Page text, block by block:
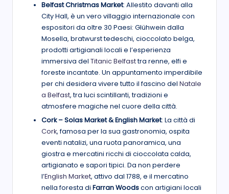
Belfast Christmas Market: Allestito davanti alla
City Hall, è un vero villaggio internazionale con
espositori da oltre 30 Paesi: Glühwein dalla
Mosella, bratwurst tedeschi, cioccolato belga,
prodotti artigianali locali e l’esperienza
immersiva del Titanic Belfasttra renne, elfi e
foreste incantate. Un appuntamento imperdibile
per chi desidera vivere tutto il fascino del Natale
a Belfast, tra luci scintillanti, tradizioni e
atmosfere magiche nel cuore della città.
Cork – Solas Market & English Market: La città di
Cork, famosa per la sua gastronomia, ospita
eventi natalizi, una ruota panoramica, una
giostra e mercatini ricchi di cioccolata calda,
artigianato e sapori tipici. Da non perdere
l’English Market, attivo dal 1788, e il mercatino
nella foresta di Farran Woodscon artigiani locali